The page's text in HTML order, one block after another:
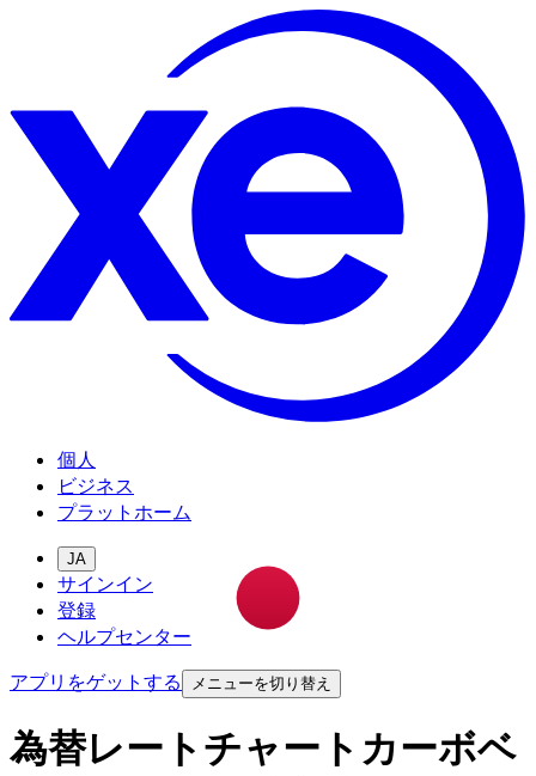
個人
ビジネス
プラットホーム
JA
サインイン
登録
ヘルプセンター
アプリをゲットする
メニューを切り替え
為替レートチャートカーボベ